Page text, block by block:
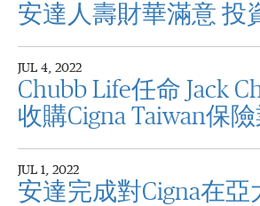
安達人壽財華滿意 投
JUL 4, 2022
Chubb Life任命 Jack
收購Cigna Taiwan保
JUL 1, 2022
安達完成對Cigna在亞